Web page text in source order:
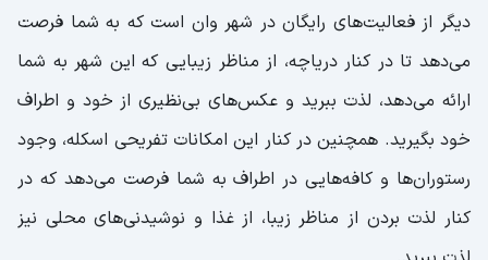
دیگر از فعالیت‌های رایگان در شهر وان است که به شما فرصت
می‌دهد تا در کنار دریاچه، از مناظر زیبایی که این شهر به شما
ارائه می‌دهد، لذت ببرید و عکس‌های بی‌نظیری از خود و اطراف
خود بگیرید. همچنین در کنار این امکانات تفریحی اسکله‌، وجود
رستوران‌ها و کافه‌هایی در اطراف به شما فرصت می‌دهد که در
کنار لذت بردن از مناظر زیبا، از غذا و نوشیدنی‌های محلی نیز